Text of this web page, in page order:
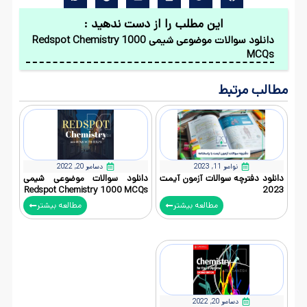
این مطلب را از دست ندهید :
دانلود سوالات موضوعی شیمی Redspot Chemistry 1000
MCQs
مطالب مرتبط
نوامبر 11, 2023
دانلود دفترچه سوالات آزمون آیمت
2023
مطالعه بیشتر
دسامبر 20, 2022
دانلود سوالات موضوعی شیمی
Redspot Chemistry 1000 MCQs
مطالعه بیشتر
دسامبر 20, 2022